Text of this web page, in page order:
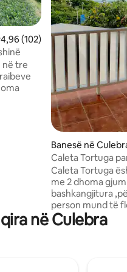
mesatar 4,96 nga 5,
4,96 (102)
në tre
fije -
nën
Banesë në
ico
Caleta Tortuga
ensenda Honda
Caleta Tortuga
me 2 dhoma
bashkangjitura
person mund të
ndenjjes futon
Pamje
në Culebra